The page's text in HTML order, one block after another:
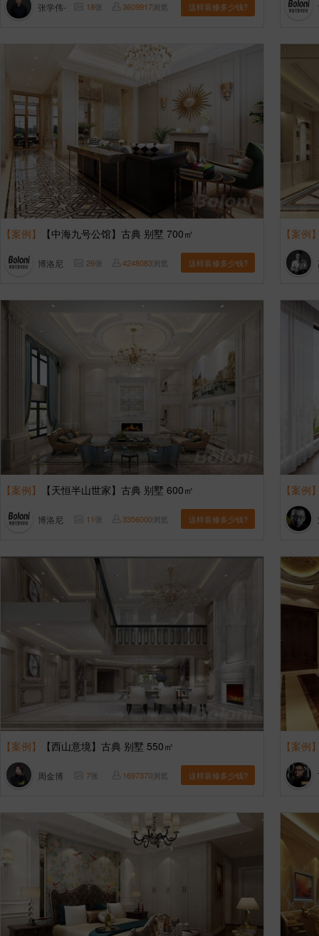
张学伟- 18张 3609917浏览 这样装修多少钱?
【案例】 【中海九号公馆】古典 别墅 700㎡
博洛尼 26张 4248083浏览 这样装修多少钱?
【案例
【案例】 【天恒半山世家】古典 别墅 600㎡
博洛尼 11张 3356000浏览 这样装修多少钱?
【案例
【案例】 【西山意境】古典 别墅 550㎡
周金博 7张 1697370浏览 这样装修多少钱?
【案例